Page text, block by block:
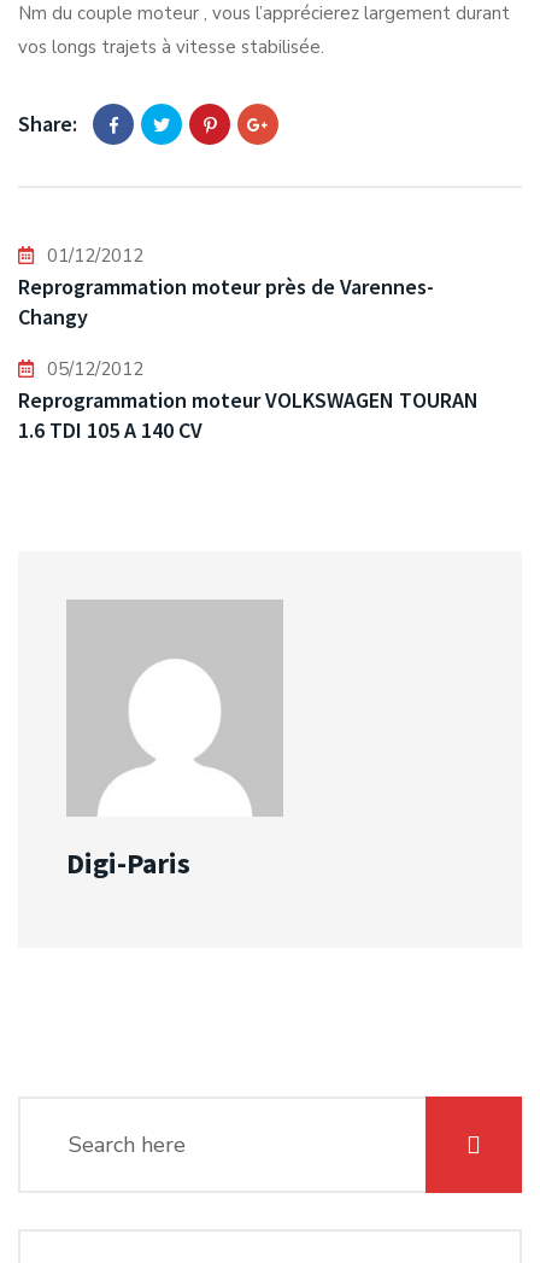
Nm du couple moteur , vous l’apprécierez largement durant
vos longs trajets à vitesse stabilisée.
Share:
01/12/2012
Reprogrammation moteur près de Varennes-
Changy
05/12/2012
Reprogrammation moteur VOLKSWAGEN TOURAN
1.6 TDI 105 A 140 CV
Digi-Paris